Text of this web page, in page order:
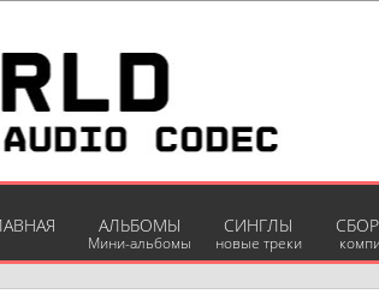
АЛЬБОМЫ
Мини-альбомы
СИНГЛЫ
новые треки